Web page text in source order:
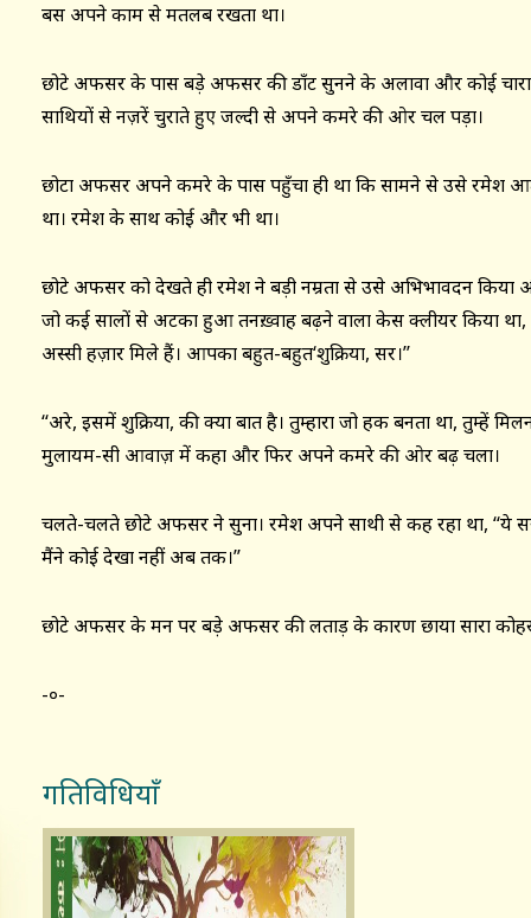
बस अपने काम से मतलब रखता था।
छोटे अफसर के पास बड़े अफसर की डाँट सुनने के अलावा और कोई चारा
साथियों से नज़रें चुराते हुए जल्दी से अपने कमरे की ओर चल पड़ा।
छोटा अफसर अपने कमरे के पास पहुँचा ही था कि सामने से उसे रमेश
था। रमेश के साथ कोई और भी था।
छोटे अफसर को देखते ही रमेश ने बड़ी नम्रता से उसे अभिभावदन किया
जो कई सालों से अटका हुआ तनख़्वाह बढ़ने वाला केस क्लीयर किया था,
अस्सी हज़ार मिले हैं। आपका बहुत-बहुत‘शुक्रिया, सर।’’
‘‘अरे, इसमें शुक्रिया, की क्या बात है। तुम्हारा जो हक बनता था, तुम्हें
मुलायम-सी आवाज़ में कहा और फिर अपने कमरे की ओर बढ़ चला।
चलते-चलते छोटे अफसर ने सुना। रमेश अपने साथी से कह रहा था, ‘‘ये
मैंने कोई देखा नहीं अब तक।’’
छोटे अफसर के मन पर बड़े अफसर की लताड़ के कारण छाया सारा
-०-
गतिविधियाँ